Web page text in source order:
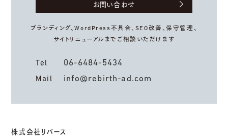
お問い合わせ
ブランディング、WordPress不具合、 SEO改善、保守管理、
サイトリニューアルまでご相談いただけます
Tel 06-6484-5434
Mail info@rebirth-ad.com
株式会社リバース